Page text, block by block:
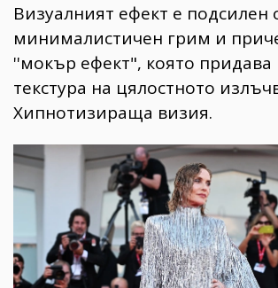
​Визуалният ефект е подсилен
минималистичен грим и
''мокър ефект", която
текстура на цялостното
Хипнотизираща визия.